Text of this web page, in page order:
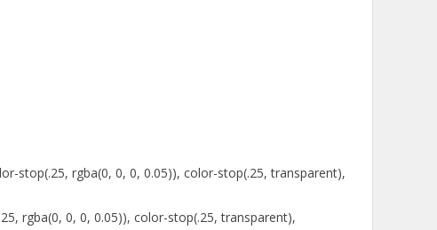
stop(.25, rgba(0, 0, 0, 0.05)), color-stop(.25, transparent),
0, 0, 0.05)), color-stop(.25, transparent),